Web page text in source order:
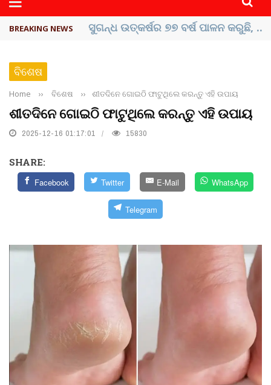
BREAKING NEWS ୟୁପିଆଇ ଓ ଅନ୍ୟାନ୍ୟ ଡିଜିଟାଲ୍ ନେଣଦେଣ ...
ବିଶେଷ
Home ›› ବିଶେଷ ›› ଶୀତଦିନେ ଗୋଇଠି ଫାଟୁଥିଲେ କରନ୍ତୁ ଏହି ଉପାୟ
ଶୀତଦିନେ ଗୋଇଠି ଫାଟୁଥିଲେ କରନ୍ତୁ ଏହି ଉପାୟ
2025-12-16 01:17:01 15830
SHARE:
Facebook Twitter E-Mail WhatsApp
Telegram